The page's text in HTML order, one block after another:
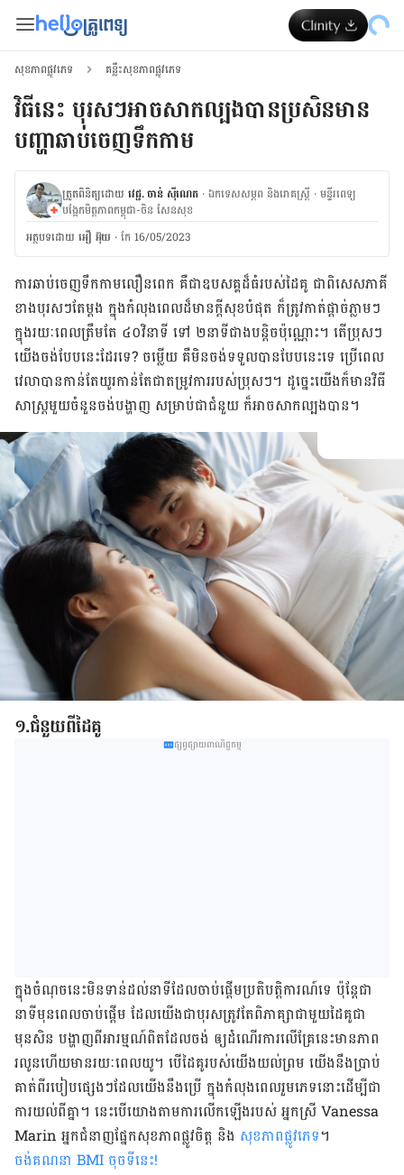
សុខភាពផ្លូវភេទ គន្លឹះសុខភាពផ្លូវភេទ
វិធីនេះ បុរសៗអាចសាកល្បងបានប្រសិនមាន
បញ្ហាឆាប់ចេញទឹកកាម
ត្រួតពិនិត្យដោយ វេជ្ជ. ចាន់ ស៊ីណេត ·ឯកទេសសម្ភព និងរោគស្ត្រី ·ម​ន្ទីរពេទ្យ
បង្អែកមិត្តភាពកម្ពុជា-ចិន សែនសុខ
អត្ថបទ​ដោយ អឿ អ៊ុយ ·កែ 16/05/2023
ការឆាប់ចេញទឹកកាមលឿនពេក គឺជាឧបសគ្គដ៏ធំរបស់ដៃគូ ជាពិសេសភាគី
ខាងបុរសៗតែម្ដង ក្នុងកំលុងពេលដ៏មានក្ដីសុខបំផុត ក៏ត្រូវកាត់ផ្ដាច់ភ្លាមៗ
ក្នុងរយៈពេលត្រឹមតែ ៤០វិនាទី ទៅ ២នាទីជាងបន្ដិចប៉ុណ្ណោះ។ តើប្រុសៗ​
យើង​ចង់បែប​នេះ​ដែរទេ? ចម្លើយ គឺមិនចង់ទទួលបានបែបនេះទេ ប្រើពេល
វេលាបានកាន់តែយូរកាន់តែជាតម្រូវការរបស់ប្រុសៗ​។ ដូច្នេះយើងក៏មានវិធី
សាស្ដ្រមួយចំនួនចង់បង្ហាញ សម្រាប់ជាជំនួយ ក៏អាចសាកល្បងបាន។
១.ជំនួយពីដៃគូ
ផ្សព្វផ្សាយពាណិជ្ជកម្ម
ក្នុងចំណុចនេះមិនទាន់ដល់នាទីដែលចាប់ផ្ដើមប្រតិបត្ដិការណ៍ទេ ប៉ុន្ដែជា
នាទីមុនពេលចាប់ផ្ដើម ដែលយើងជាបុរសត្រូវតែពិភាគ្សាជាមួយដៃគូជា
មុនសិន បង្ហាញពីអារម្មណ៍ពិតដែលចង់ ឲ្យដំណើរ​ការ​លើ​គ្រែនេះមានភាព
រលូនហើយមានរយៈពេលយូ។ បើដៃគូរបស់យើងយល់ព្រម យើងនឹងប្រាប់
គាត់ពីរបៀបផ្សេងៗដែលយើងនឹងប្រើ ក្នុងកំលុងពេល​រួម​ភេទនោះដើម្បីជា
ការយល់ពីគ្នា។ នេះបើយោងតាមការលើកឡើងរបស់ អ្នកស្រី Vanessa
Marin អ្នកជំនាញផ្នែកសុខភាពផ្លូវចិត្ដ និង សុខភាពផ្លូវភេទ។
ចង់គណនា BMI ចុចទីនេះ!